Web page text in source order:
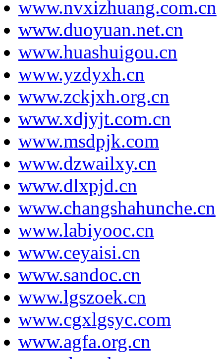
www.nvxizhuang.com.cn
www.duoyuan.net.cn
www.huashuigou.cn
www.yzdyxh.cn
www.zckjxh.org.cn
www.xdjyjt.com.cn
www.msdpjk.com
www.dzwailxy.cn
www.dlxpjd.cn
www.changshahunche.cn
www.labiyooc.cn
www.ceyaisi.cn
www.sandoc.cn
www.lgszoek.cn
www.cgxlgsyc.com
www.agfa.org.cn